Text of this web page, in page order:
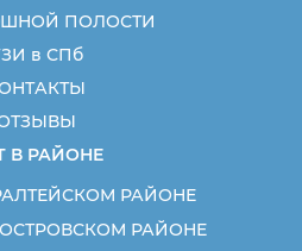
ПОЛОСТИ
в СПб
В РАЙОНЕ
РАЙОНЕ
РАЙОНЕ